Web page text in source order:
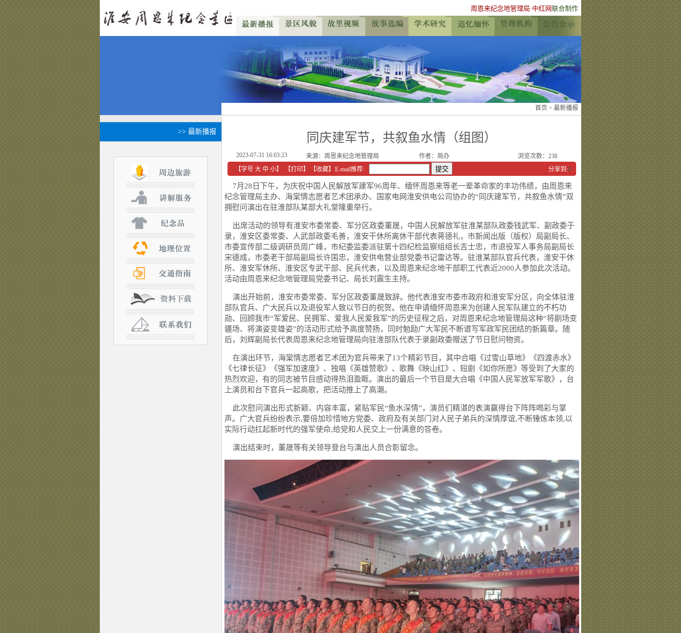
周恩来纪念地管理局·中红网联合制作
首页 > 最新播报
>> 最新播报 同庆建军节，共叙鱼水情（组图）
2023-07-31 16:03:23 来源： 周恩来纪念地管理局 作者：局办 浏览次数： 238
【字号 大 中 小】 【打印】 【收藏】 E-mail推荐: 分享到:0
7月28日下午，为庆祝中国人民解放军建军96周年、缅怀周恩来等老一辈革命家的丰功伟绩，由周恩来
纪念管理局主办、海棠情志愿者艺术团承办、国家电网淮安供电公司协办的“同庆建军节，共叙鱼水情”双
拥慰问演出在驻淮部队某部大礼堂隆重举行。
出席活动的领导有淮安市委常委、军分区政委董晟，中国人民解放军驻淮某部队政委钱武军、副政委于
录，淮安区委常委、人武部政委毛善，淮安干休所离休干部代表蒋德礼，市新闻出版（版权）局副局长、
市委宣传部二级调研员周广峰，市纪委监委派驻第十四纪检监察组组长吉士忠，市退役军人事务局副局长
宋德成，市委老干部局副局长许国忠，淮安供电营业部党委书记雷达等。驻淮某部队官兵代表，淮安干休
所、淮安军休所、淮安区专武干部、民兵代表，以及周恩来纪念地干部职工代表近2000人参加此次活动。
活动由周恩来纪念地管理局党委书记、局长刘震生主持。
演出开始前，淮安市委常委、军分区政委董晟致辞。他代表淮安市委市政府和淮安军分区，向全体驻淮
部队官兵、广大民兵以及退役军人致以节日的祝贺。他在申请缅怀周恩来为创建人民军队建立的不朽功
勋、回顾我市“军爱民、民拥军、爱我人民爱我军”的历史征程之后，对周恩来纪念地管理局这种“将剧场变
疆场、将演姿变雄姿”的活动形式给予高度赞扬，同时勉励广大军民不断谱写军政军民团结的新篇章。随
后，刘辉副局长代表周恩来纪念地管理局向驻淮部队代表于录副政委赠送了节日慰问物资。
在演出环节，海棠情志愿者艺术团为官兵带来了13个精彩节目，其中合唱《过雪山草地》《四渡赤水》
《七律长征》《强军加速度》、独唱《英雄赞歌》、歌舞《映山红》、短剧《如你所愿》等受到了大家的
热烈欢迎，有的同志被节目感动得热泪盈眶。演出的最后一个节目是大合唱《中国人民军放军军歌》，台
上演员和台下官兵一起高歌，把活动推上了高潮。
此次慰问演出形式新颖、内容丰富，紧贴军民“鱼水深情”，演员们精湛的表演赢得台下阵阵喝彩与掌
声。广大官兵纷纷表示,要倍加珍惜地方党委、政府及有关部门对人民子弟兵的深情厚谊,不断锤炼本领,以
实际行动扛起新时代的强军使命,给党和人民交上一份满意的答卷。
演出结束时，董晟等有关领导登台与演出人员合影留念。